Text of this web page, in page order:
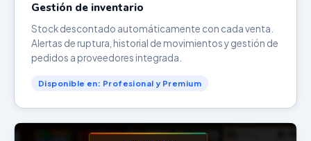
Gestión de inventario
Stock descontado automáticamente con cada venta.
Alertas de ruptura, historial de movimientos y gestión de
pedidos a proveedores integrada.
Disponible en: Profesional y Premium